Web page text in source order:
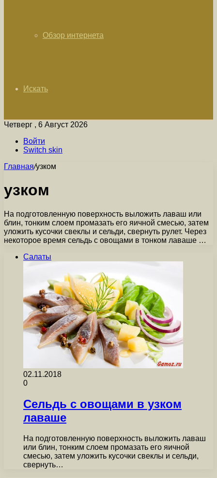
Обзор интернета
Искать
Четверг , 6 Август 2026
Войти
Switch skin
Главная/узком
узком
На подготовленную поверхность выложить лаваш или
блин, тонким слоем промазать его яичной смесью, затем
уложить кусочки свеклы и сельди, свернуть рулет. Через
некоторое время сельдь с овощами в тонком лаваше …
Салаты
02.11.2018
0
Сельдь с овощами в узком
лаваше
На подготовленную поверхность выложить лаваш
или блин, тонким слоем промазать его яичной
смесью, затем уложить кусочки свеклы и сельди,
свернуть…